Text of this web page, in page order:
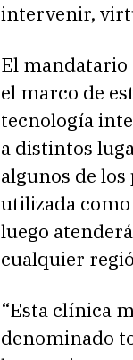
intervenir,
El mandatario
el marco de
tecnología
a distintos
algunos de
utilizada
luego
cualquier
“Esta clínica
denominado